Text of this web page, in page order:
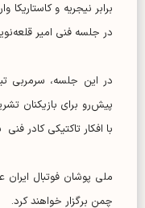
برابر نیجریه و کاستاریکا
در جلسه فنی امیر
در این جلسه، سرمربی
پیش‌رو برای بازیکنان
با افکار تاکتیکی کادر
‌ملی پوشان فوتبال
چمن برگزار خواهند کرد.